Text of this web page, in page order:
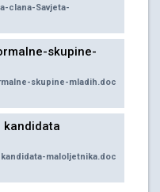
clana-Savjeta-
skupine-
skupine-mladih.doc
kandidata
maloljetnika.doc